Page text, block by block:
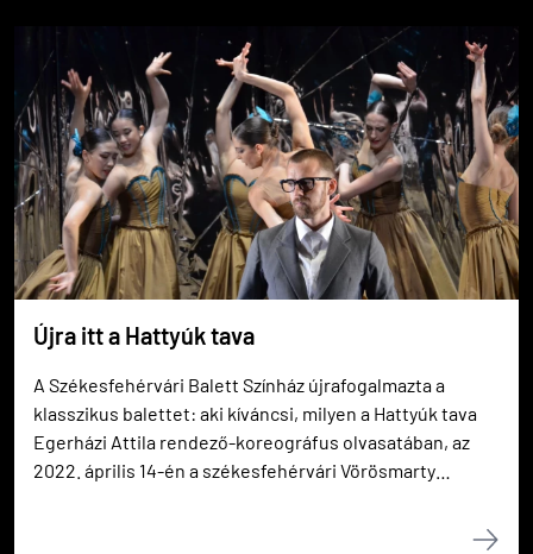
Újra itt a Hattyúk tava
A Székesfehérvári Balett Színház újrafogalmazta a
klasszikus balettet: aki kíváncsi, milyen a Hattyúk tava
Egerházi Attila rendező-koreográfus olvasatában, az
2022. április 14-én a székesfehérvári Vörösmarty